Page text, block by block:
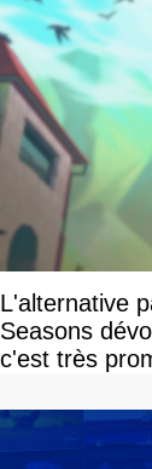
L'alternative
Seasons
c'est très